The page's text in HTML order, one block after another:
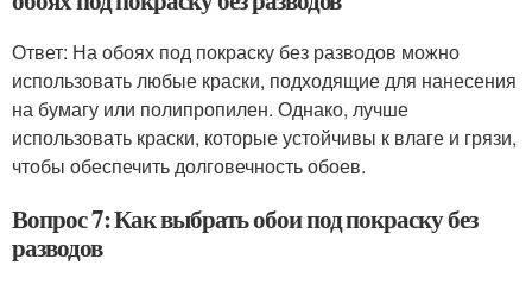
Ответ: На обоях под покраску без разводов можно
использовать любые краски, подходящие для нанесения
на бумагу или полипропилен. Однако, лучше
использовать краски, которые устойчивы к влаге и грязи,
чтобы обеспечить долговечность обоев.
Вопрос 7: Как выбрать обои под покраску без
разводов